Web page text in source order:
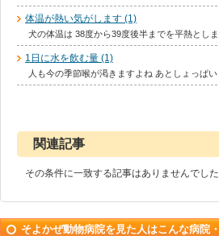
体温が熱い気がします (1)
犬の体温は 38度から39度後半までを平熱とし
1日に水を飲む量 (1)
人も今の季節喉が渇きますよね あとしょっぱ
関連記事
その条件に一致する記事はありませんでした
そよかぜ動物病院を見た人はこんな病院